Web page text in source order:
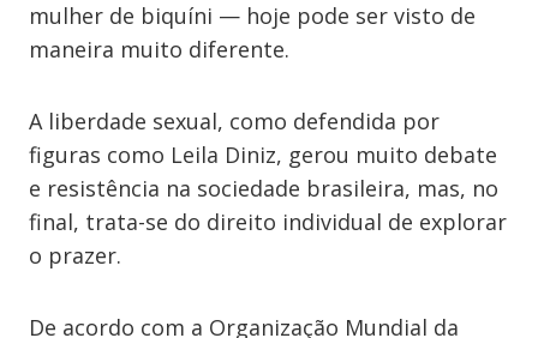
mulher de biquíni — hoje pode ser visto de
maneira muito diferente.
A liberdade sexual, como defendida por
figuras como Leila Diniz, gerou muito debate
e resistência na sociedade brasileira, mas, no
final, trata-se do direito individual de explorar
o prazer.
De acordo com a Organização Mundial da